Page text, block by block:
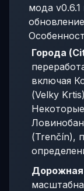
мода v0.6.1
Города
включая
(Velky
(Trenčín),
Дорожная